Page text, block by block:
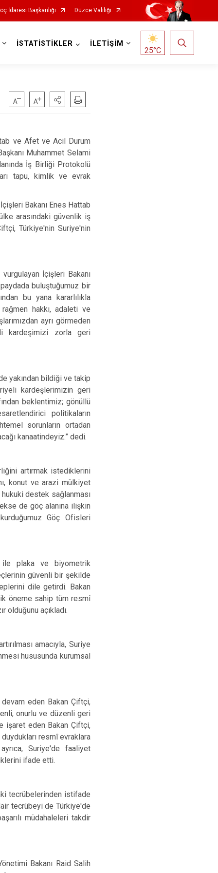
İdaresi Başkanlığı Düzce Valiliği
İSTATİSTİKLER İLETİŞİM
25°C
ve Afet ve Acil Durum
Muhammet Selami
İş Birliği Protokolü
tapu, kimlik ve evrak
Bakanı Enes Hattab
arasındaki güvenlik iş
Türkiye'nin Suriye'nin
İçişleri Bakanı
buluştuğumuz bir
bu yana kararlılıkla
hakkı, adaleti ve
ayrı görmeden
kardeşimizi zorla geri
yakından bildiği ve takip
kardeşlerimizin geri
beklentimiz; gönüllü
politikaların
sorunların ortadan
kanaatindeyiz.” dedi.
artırmak istediklerini
konut ve arazi mülkiyet
destek sağlanması
de göç alanına ilişkin
Göç Ofisleri
ile plaka ve biyometrik
güvenli bir şekilde
dile getirdi. Bakan
öneme sahip tüm resmî
olduğunu açıkladı.
amacıyla, Suriye
hususunda kurumsal
eden Bakan Çiftçi,
onurlu ve düzenli geri
işaret eden Bakan Çiftçi,
resmî evraklara
Suriye'de faaliyet
ifade etti.
tecrübelerinden istifade
tecrübeyi de Türkiye'de
müdahaleleri takdir
Bakanı Raid Salih